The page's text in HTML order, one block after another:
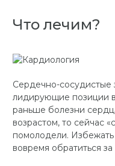
Что лечим?
Сердечно-сосудистые
лидирующие позиции
раньше болезни
возрастом, то сейчас
помолодели.
вовремя обратиться